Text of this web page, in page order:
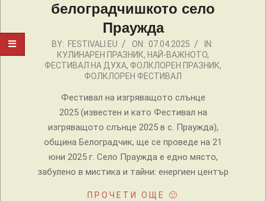
белоградчишкото село
Праужда
2025-BY: FESTIVALI.EU ON: 07.04.2025
IN:
КУЛИНАРЕН ПРАЗНИК, НАЙ-ВАЖНОТО,
ФЕСТИВАЛ НА ДУХА, ФОЛКЛОРЕН ПРАЗНИК,
ФОЛКЛОРЕН ФЕСТИВАЛ
Фестивал на изгряващото слънце
2025 (известен и като Фестивал на
изгряващото слънце 2025 в с. Праужда),
община Белоградчик, ще се проведе на 21
юни 2025 г. Село Праужда е едно място,
забулено в мистика и тайни: енергиен център
ПРОЧЕТИ ОЩЕ 🙂